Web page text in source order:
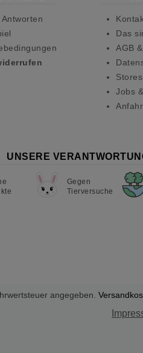
Das
AGB
Jobs
UNSERE
Gegen
Tierversuche
angegeben.